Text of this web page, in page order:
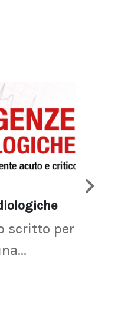
scritto per